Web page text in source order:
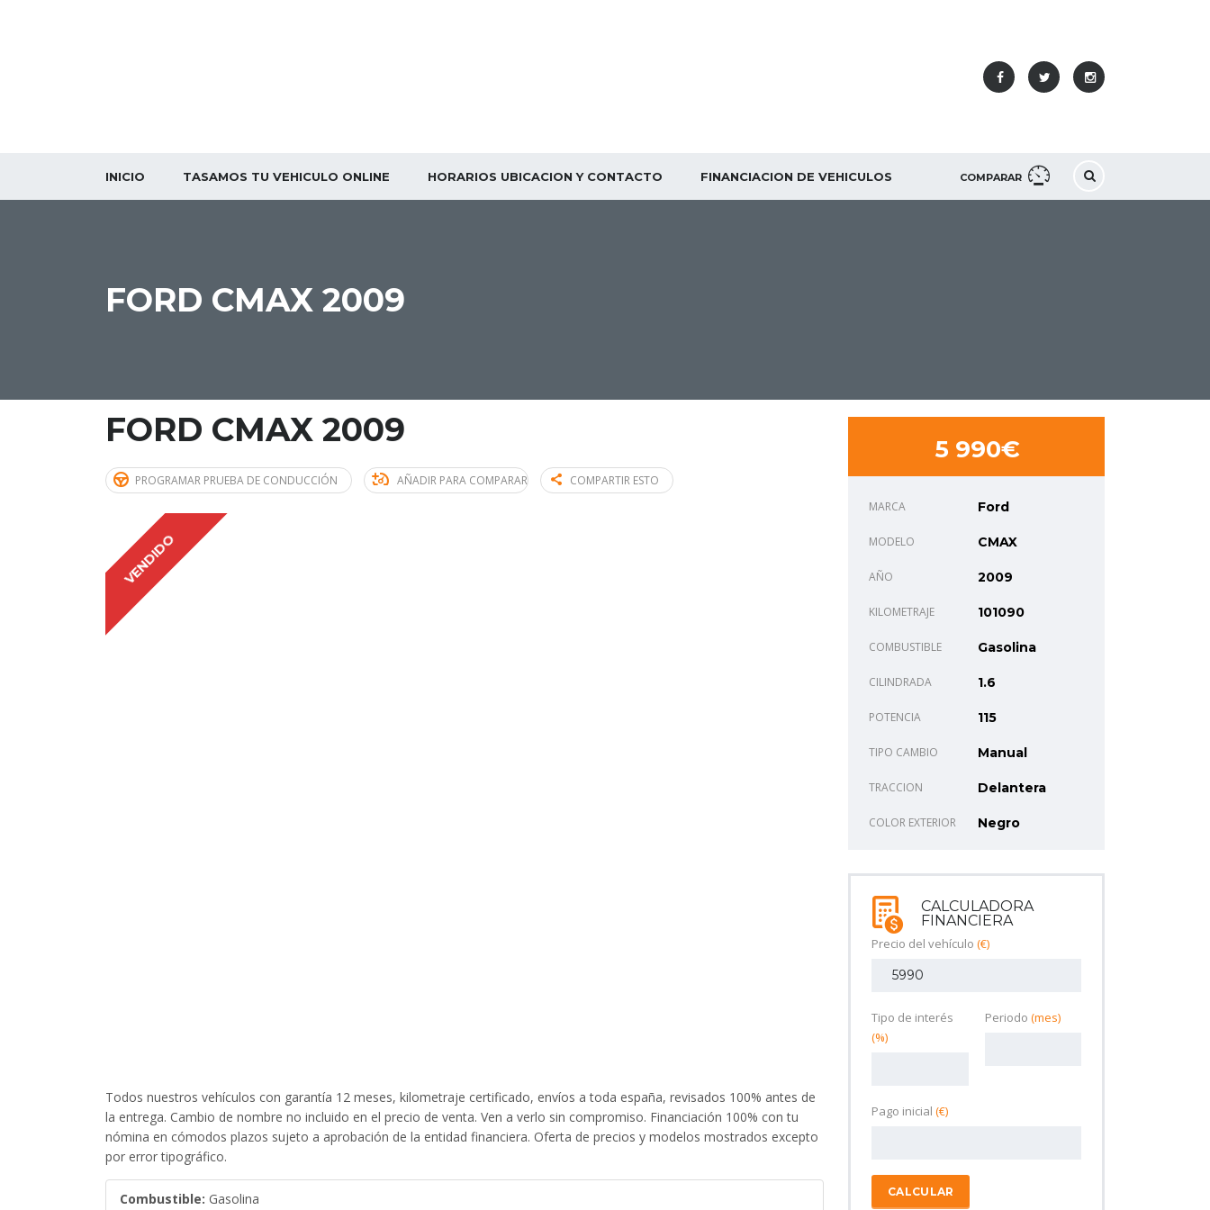
COMPARAR
INICIO TASAMOS TU VEHICULO ONLINE HORARIOS UBICACION Y CONTACTO FINANCIACION DE VEHICULOS
FORD CMAX 2009
FORD CMAX 2009
PROGRAMAR PRUEBA DE CONDUCCIÓN AÑADIR PARA COMPARAR COMPARTIR ESTO
VENDIDO
Todos nuestros vehículos con garantía 12 meses, kilometraje certificado, envíos a toda españa, revisados 100% antes de
la entrega. Cambio de nombre no incluido en el precio de venta. Ven a verlo sin compromiso. Financiación 100% con tu
nómina en cómodos plazos sujeto a aprobación de la entidad financiera. Oferta de precios y modelos mostrados excepto
por error tipográfico.
Combustible: Gasolina
5 990€
MARCA Ford
MODELO CMAX
AÑO 2009
KILOMETRAJE 101090
COMBUSTIBLE Gasolina
CILINDRADA 1.6
POTENCIA 115
TIPO CAMBIO Manual
TRACCION Delantera
COLOR EXTERIOR Negro
CALCULADORA
FINANCIERA
Precio del vehículo (€)
Tipo de interés
(%)
Periodo (mes)
Pago inicial (€)
CALCULAR